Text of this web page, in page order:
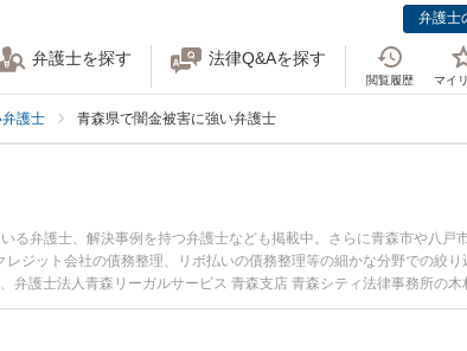
弁護士
弁護士を探す 法律Q&Aを探す
閲覧履歴 マイ
護士 青森県で闇金被害に強い弁護士
弁護士、解決事例を持つ弁護士なども掲載中。さらに青森市や八戸
ジット会社の債務整理、リボ払いの債務整理等の細かな分野での絞り
護士法人青森リーガルサービス 青森支店 青森シティ法律事務所の木
生した闇金被害のトラブルを今すぐに弁護士に相談したい』『闇金被
県内の弁護士に相談予約したい』などでお困りの相談者さんにおすす